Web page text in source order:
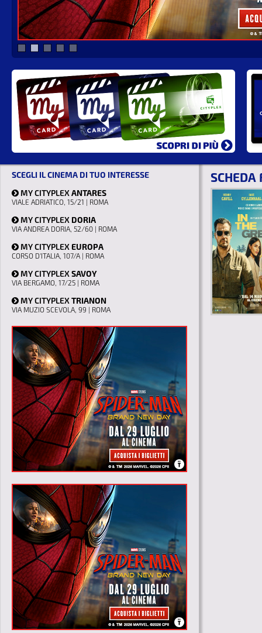
SCEGLI IL CINEMA DI TUO INTERESSE
MY CITYPLEXANTARES
VIALE ADRIATICO, 15/21 | ROMA
MY CITYPLEX DORIA
VIA ANDREA DORIA, 52/60 | ROMA
MY CITYPLEXEUROPA
CORSO D'ITALIA, 107/A | ROMA
MY CITYPLEXSAVOY
VIA BERGAMO, 17/25 | ROMA
MY CITYPLEXTRIANON
VIA MUZIO SCEVOLA, 99 | ROMA
SCHEDA